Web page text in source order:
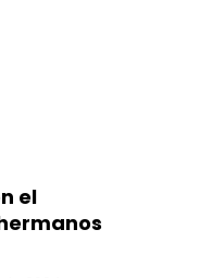
el